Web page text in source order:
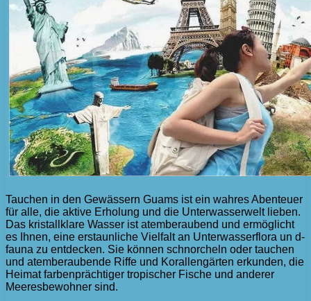
Tauchen in den Gewässern Guams ist ein wahres Abenteuer
für alle, die aktive Erholung und die Unterwasserwelt lieben.
Das kristallklare Wasser ist atemberaubend und ermöglicht
es Ihnen, eine erstaunliche Vielfalt an Unterwasserflora un d-
fauna zu entdecken. Sie können schnorcheln oder tauchen
und atemberaubende Riffe und Korallengärten erkunden, die
Heimat farbenprächtiger tropischer Fische und anderer
Meeresbewohner sind.